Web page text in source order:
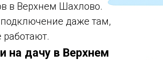
в Верхнем Шахлово.
даже там,
работают.
на дачу в Верхнем